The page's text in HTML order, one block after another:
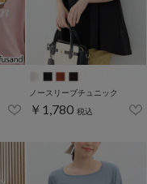
ノースリーブチュニック
￥1,780 税込